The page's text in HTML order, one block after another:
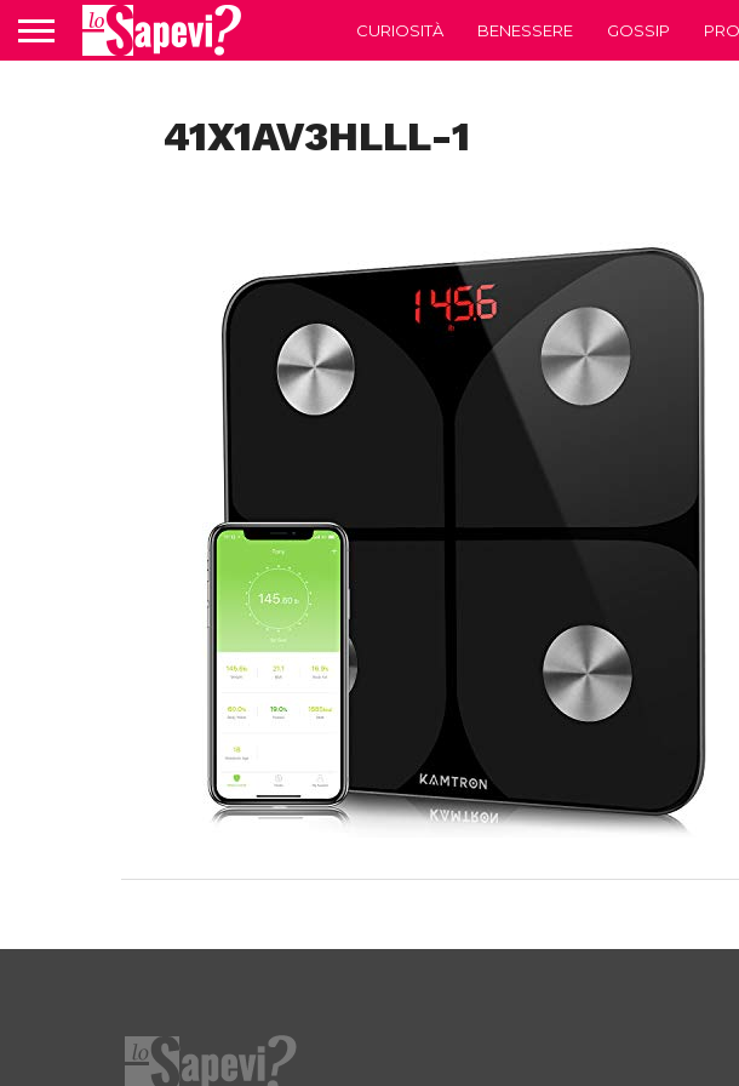
CURIOSITÀ BENESSERE GOSSIP
41X1AV3HLLL-1